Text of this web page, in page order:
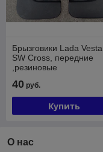
Брызговики Lada Vesta
SW Cross, передние
,резиновые
40 руб.
Купить
О нас